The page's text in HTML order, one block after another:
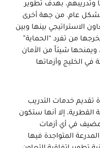
وتدريبهم، بهدف تطوير
بشكل عام. من جهة أخرى
الاستراتيجي بينها وبين
من تفرد “الحماية”
ويمنحها شيئاً من الأمان
الخليج وأزماتها
تقديم خدمات التدريب
القطرية، إلا أنها ستكون
في أي أزمات
المتواجدة فيها